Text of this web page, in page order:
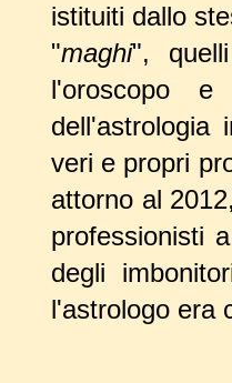
istituiti dallo
"maghi",
l'oroscopo e
dell'astrologia
veri e propri
attorno al
professionisti
degli
l'astrologo era